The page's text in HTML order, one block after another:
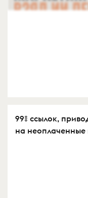
99% ссылок,
на неоплаченные